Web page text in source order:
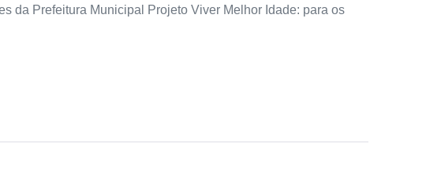
da Prefeitura Municipal Projeto Viver Melhor Idade: para os